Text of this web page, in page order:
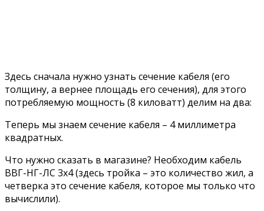
Здесь сначала нужно узнать сечение кабеля (его
толщину, а вернее площадь его сечения), для этого
потребляемую мощность (8 киловатт) делим на два:
Теперь мы знаем сечение кабеля – 4 миллиметра
квадратных.
Что нужно сказать в магазине? Необходим кабель
ВВГ-НГ-ЛС 3х4 (здесь тройка – это количество жил, а
четверка это сечение кабеля, которое мы только что
вычислили).